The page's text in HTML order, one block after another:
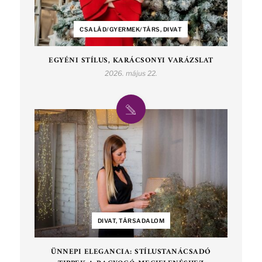
CSALÁD/GYERMEK/TÁRS, DIVAT
EGYÉNI STÍLUS, KARÁCSONYI VARÁZSLAT
2026. május 22.
DIVAT, TÁRSADALOM
ÜNNEPI ELEGANCIA: STÍLUSTANÁCSADÓ